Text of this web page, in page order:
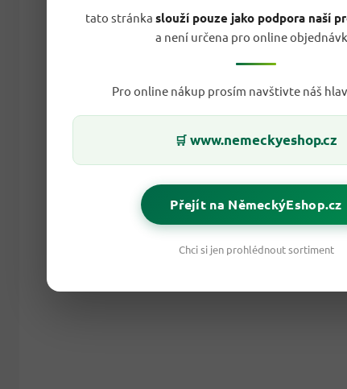
tato stránka slouží pouze jako podpora naší
a není určena pro online
Pro online nákup prosím navštivte náš
🛒 www.nemeckyeshop.cz
Přejít na NěmeckýEshop.cz
Chci si jen prohlédnout sortiment